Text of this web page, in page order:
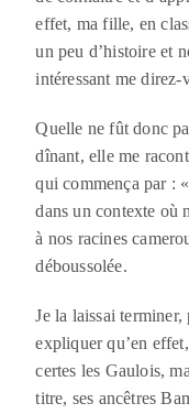
effet, ma fille, en
un peu d’histoire et
intéressant me direz-
Quelle ne fût donc
dînant, elle me
qui commença par :
dans un contexte où
à nos racines
déboussolée.
Je la laissai
expliquer qu’en
certes les Gaulois,
titre, ses ancêtres